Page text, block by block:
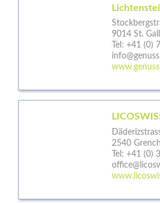
9014 St.
Tel: +41 (0)
2540
Tel: +41 (0)